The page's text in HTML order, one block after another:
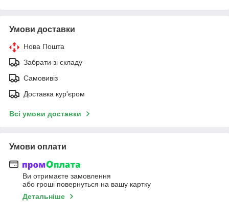
Умови доставки
Нова Пошта
Забрати зі складу
Самовивіз
Доставка кур'єром
Всі умови доставки
Умови оплати
Ви отримаєте замовлення
або гроші повернуться на вашу картку
Детальніше